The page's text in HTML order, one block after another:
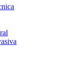
catálogo de produtos
tecnologia médica.
e apresente a sua